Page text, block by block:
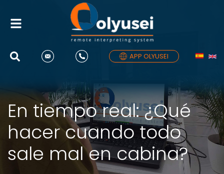
Alternar
navegación
APP OLYUSEI
En tiempo real: ¿Qué
hacer cuando todo
sale mal en cabina?